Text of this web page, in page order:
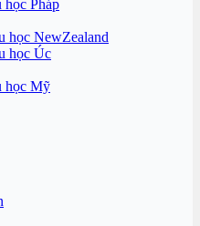
Pháp
học NewZealand
học Úc
học Mỹ